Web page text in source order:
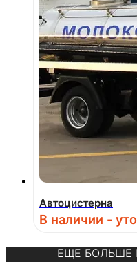
Автоцистерна
В наличии -
ЕЩЕ БОЛЬШЕ